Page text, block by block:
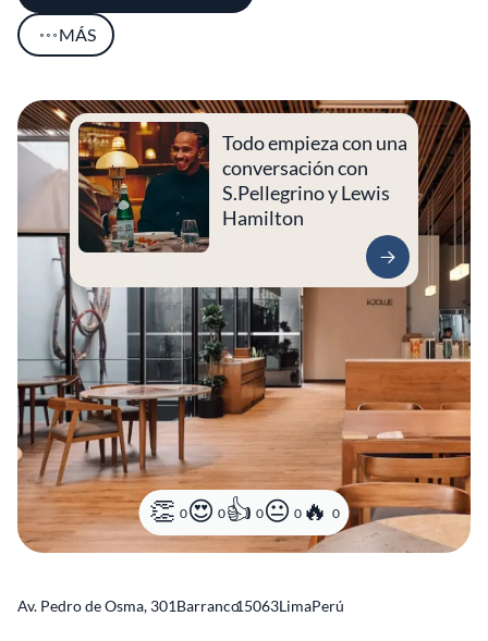
MÁS
0 0 0 0 0
Todo empieza con una
conversación con
S.Pellegrino y Lewis
Hamilton
Av. Pedro de Osma, 301Barranco15063LimaPerú